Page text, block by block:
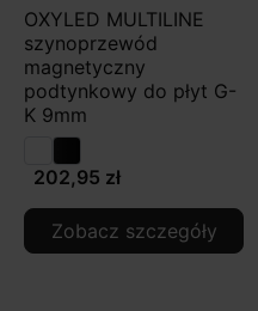
OXYLED MULTILINE
szynoprzewód
magnetyczny
podtynkowy do płyt G-
K 9mm
202,95 zł
Zobacz szczegóły